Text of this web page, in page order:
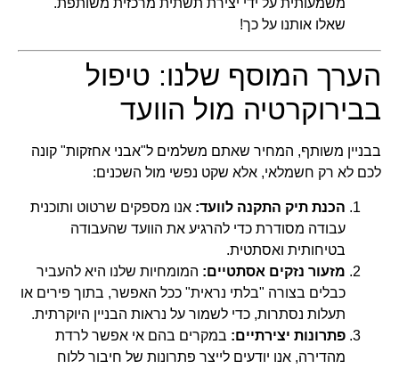
משמעותית על ידי יצירת תשתית מרכזית משותפת.
שאלו אותנו על כך!
הערך המוסף שלנו: טיפול
בבירוקרטיה מול הוועד
בבניין משותף, המחיר שאתם משלמים ל"אבני אחזקות" קונה
לכם לא רק חשמלאי, אלא שקט נפשי מול השכנים:
הכנת תיק התקנה לוועד: אנו מספקים שרטוט ותוכנית
עבודה מסודרת כדי להרגיע את הוועד שהעבודה
בטיחותית ואסתטית.
מזעור נזקים אסתטיים: המומחיות שלנו היא להעביר
כבלים בצורה "בלתי נראית" ככל האפשר, בתוך פירים או
תעלות נסתרות, כדי לשמור על נראות הבניין היוקרתית.
פתרונות יצירתיים: במקרים בהם אי אפשר לרדת
מהדירה, אנו יודעים לייצר פתרונות של חיבור ללוח